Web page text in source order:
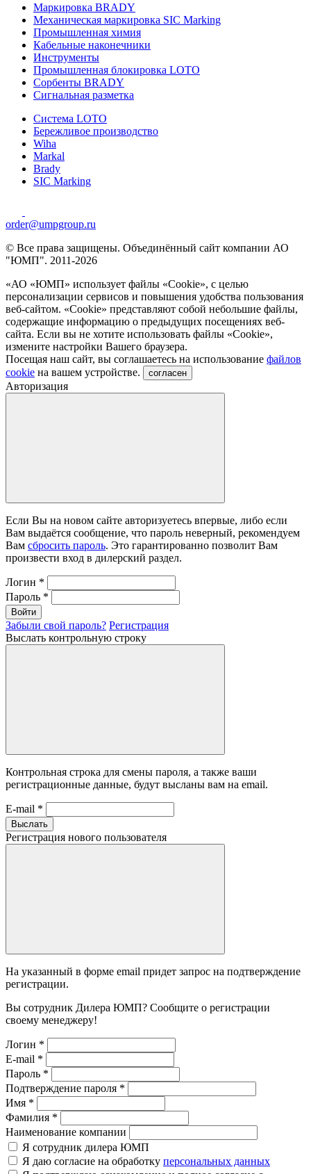
Маркировка BRADY
Механическая маркировка SIC Marking
Промышленная химия
Кабельные наконечники
Инструменты
Промышленная блокировка LOTO
Сорбенты BRADY
Сигнальная разметка
Система LOTO
Бережливое производство
Wiha
Markal
Brady
SIC Marking
order@umpgroup.ru
© Все права защищены. Объединённый сайт компании АО
"ЮМП". 2011-2026
«АО «ЮМП» использует файлы «Сookie», с целью
персонализации сервисов и повышения удобства пользования
веб-сайтом. «Cookie» представляют собой небольшие файлы,
содержащие информацию о предыдущих посещениях веб-
сайта. Если вы не хотите использовать файлы «Сookie»,
измените настройки Вашего браузера.
Посещая наш сайт, вы соглашаетесь на использование файлов
cookie на вашем устройстве. согласен
Авторизация
Если Вы на новом сайте авторизуетесь впервые, либо если
Вам выдаётся сообщение, что пароль неверный, рекомендуем
Вам сбросить пароль. Это гарантированно позволит Вам
произвести вход в дилерский раздел.
Логин *
Пароль *
Войти
Забыли свой пароль? Регистрация
Выслать контрольную строку
Контрольная строка для смены пароля, а также ваши
регистрационные данные, будут высланы вам на email.
E-mail *
Выслать
Регистрация нового пользователя
На указанный в форме email придет запрос на подтверждение
регистрации.
Вы сотрудник Дилера ЮМП? Сообщите о регистрации
своему менеджеру!
Логин *
E-mail *
Пароль *
Подтверждение пароля *
Имя *
Фамилия *
Наименование компании
Я сотрудник дилера ЮМП
Я даю согласие на обработку персональных данных